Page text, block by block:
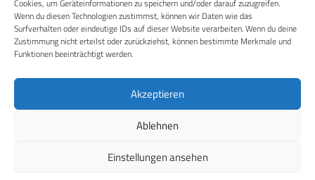
Cookies, um Geräteinformationen zu speichern und/oder darauf zuzugreifen.
Wenn du diesen Technologien zustimmst, können wir Daten wie das
Surfverhalten oder eindeutige IDs auf dieser Website verarbeiten. Wenn du deine
Zustimmung nicht erteilst oder zurückziehst, können bestimmte Merkmale und
Funktionen beeinträchtigt werden.
Akzeptieren
Ablehnen
Einstellungen ansehen
Datenschutzerklärung
Cookie-Richtlinie (EU)